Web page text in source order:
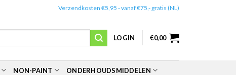
Verzendkosten €5,95 - vanaf €75,- gratis (NL)
LOGIN €0,00
NON-PAINT ONDERHOUDSMIDDELEN